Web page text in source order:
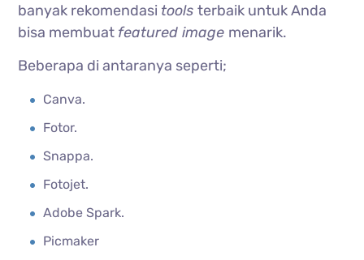
banyak rekomendasi toolsterbaik untuk Anda
bisa membuat featured image menarik.
Beberapa di antaranya seperti;
Canva.
Fotor.
Snappa.
Fotojet.
Adobe Spark.
Picmaker